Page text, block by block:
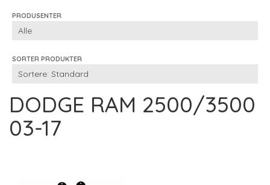
PRODUSENTER
SORTER PRODUKTER
DODGE RAM 2500/3500
03-17